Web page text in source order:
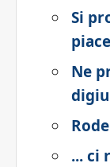
Si
piace
Ne
... ci